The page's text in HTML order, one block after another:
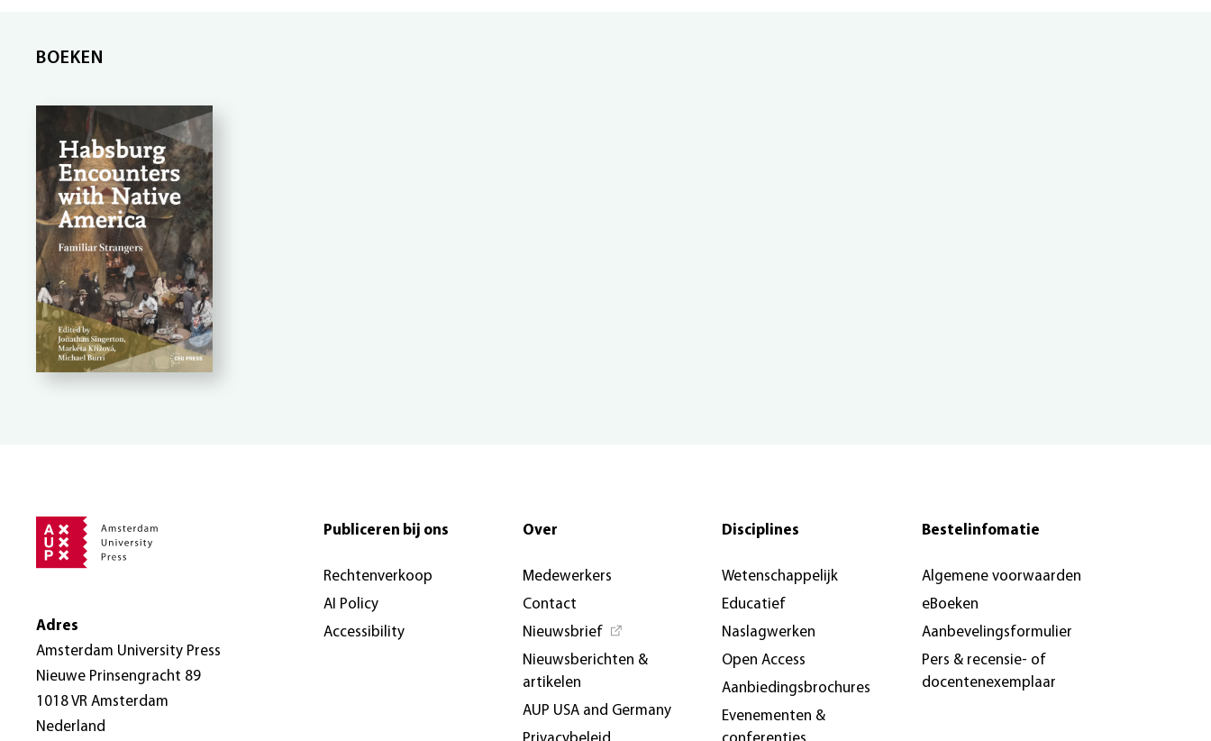
BOEKEN
Adres
Amsterdam University Press
Nieuwe Prinsengracht 89
1018 VR Amsterdam
Nederland
Publiceren bij ons
Rechtenverkoop
AI Policy
Accessibility
Over
Medewerkers
Contact
Nieuwsbrief
Nieuwsberichten &
artikelen
AUP USA and Germany
Disciplines
Wetenschappelijk
Educatief
Naslagwerken
Open Access
Aanbiedingsbrochures
Evenementen &
Bestelinfomatie
Algemene voorwaarden
eBoeken
Aanbevelingsformulier
Pers & recensie- of
docentenexemplaar